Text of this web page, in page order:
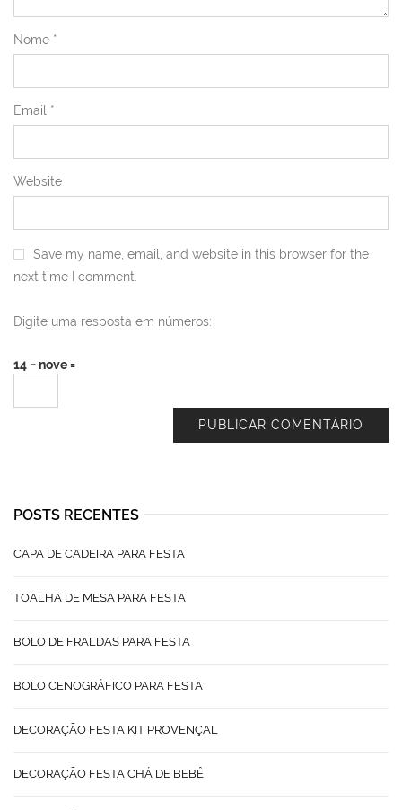
Nome *
Email *
Website
Save my name, email, and website in this browser for the
next time I comment.
Digite uma resposta em números:
14 − nove =
POSTS RECENTES
CAPA DE CADEIRA PARA FESTA
TOALHA DE MESA PARA FESTA
BOLO DE FRALDAS PARA FESTA
BOLO CENOGRÁFICO PARA FESTA
DECORAÇÃO FESTA KIT PROVENÇAL
DECORAÇÃO FESTA CHÁ DE BEBÊ